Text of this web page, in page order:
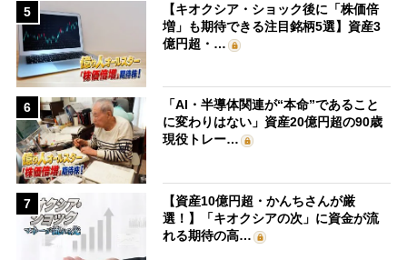
5
【キオクシア・ショック後に「株価倍
増」も期待できる注目銘柄5選】資産3
億円超・…
6
「AI・半導体関連が“本命”であること
に変わりはない」資産20億円超の90歳
現役トレー…
7
【資産10億円超・かんちさんが厳
選！】「キオクシアの次」に資金が流
れる期待の高…